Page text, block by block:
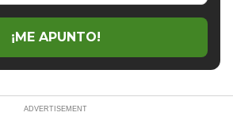
¡ME APUNTO!